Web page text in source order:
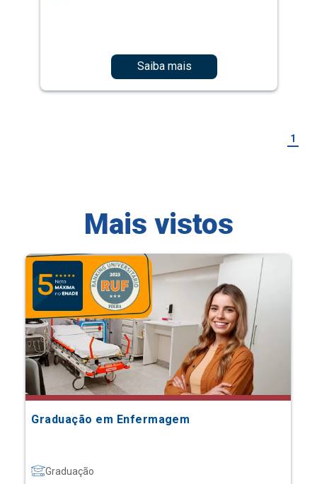
Saiba mais
1
Mais vistos
Graduação em Enfermagem
Graduação